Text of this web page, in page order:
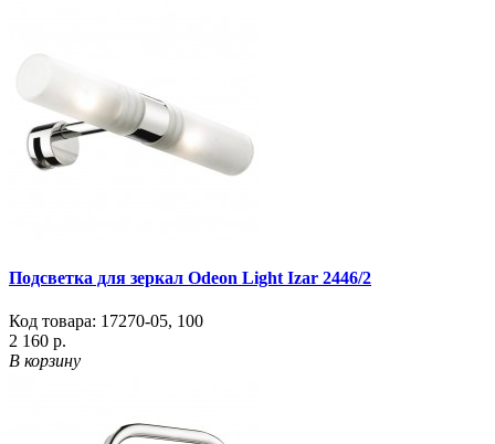
Подсветка для зеркал Odeon Light Izar 2446/2
Код товара: 17270-05, 100
2 160 р.
В корзину